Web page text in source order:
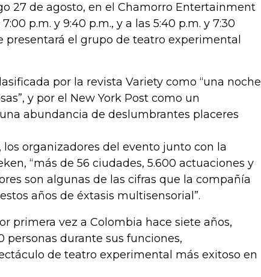
27 de agosto, en el Chamorro Entertainment
p.m. y 9:40 p.m., y a las 5:40 p.m. y 7:30
presentará el grupo de teatro experimental
por la revista Variety como “una noche
y por el New York Post como un
abundancia de deslumbrantes placeres
los organizadores del evento junto con la
“más de 56 ciudades, 5.600 actuaciones y
son algunas de las cifras que la compañía
años de éxtasis multisensorial”.
primera vez a Colombia hace siete años,
personas durante sus funciones,
de teatro experimental más exitoso en